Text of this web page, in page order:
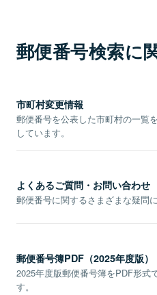
郵便番号検索に
市町村変更情報
郵便番号を公表した市町村の一覧
しています。
よくあるご質問・お問い合わせ
郵便番号に関するさまざまな疑問
郵便番号簿PDF（2025年度版）
2025年度版郵便番号簿をPDF形式
す。